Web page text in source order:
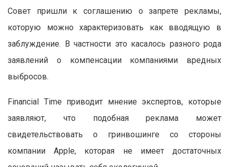
Совет пришли к соглашению о запрете рекламы,
которую можно характеризовать как вводящую в
заблуждение. В частности это касалось разного рода
заявлений о компенсации компаниями вредных
выбросов.
Financial Time приводит мнение экспертов, которые
заявляют, что подобная реклама может
свидетельствовать о гринвошинге со стороны
компании Apple, которая не имеет достаточных